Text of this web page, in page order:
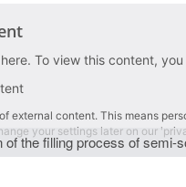
To view this content, you
content. This means personal
settings later on our 'privacy
filling process of semi-solid